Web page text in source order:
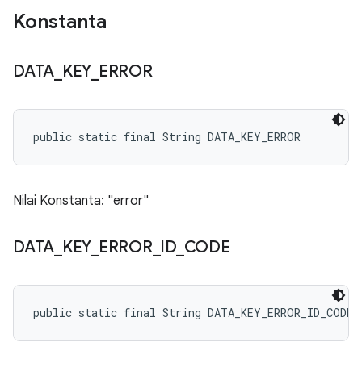
Konstanta
DATA KEY_ ERROR
public static final String DATA_KEY_ERROR
Nilai Konstanta: "error"
DATA KEY_ ERROR_ ID_ CODE
public static final String DATA_KEY_ERROR_ID_CODE